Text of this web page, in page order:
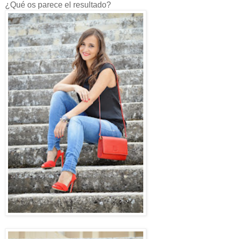
¿Qué os parece el resultado?